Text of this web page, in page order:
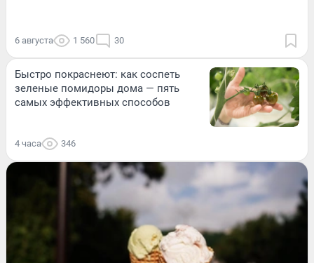
6 августа 1 560 30
Быстро покраснеют: как соспеть
зеленые помидоры дома — пять
самых эффективных способов
4 часа 346